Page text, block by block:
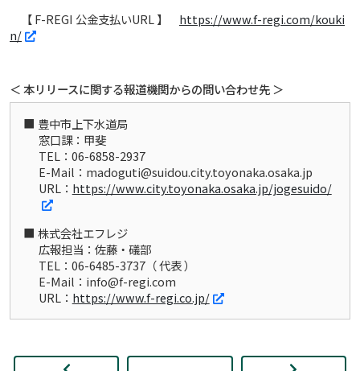
【 F-REGI 公金支払いURL 】 https://www.f-regi.com/kouki
n/
＜ 本リリースに関する報道機関からの問い合わせ先 ＞
豊中市上下水道局
窓口課：甲斐
TEL：06-6858-2937
E-Mail：madoguti@suidou.city.toyonaka.osaka.jp
URL： https://www.city.toyonaka.osaka.jp/jogesuido/
株式会社エフレジ
広報担当：佐藤・礒部
TEL：06-6485-3737（ 代表 ）
E-Mail：info@f-regi.com
URL： https://www.f-regi.co.jp/